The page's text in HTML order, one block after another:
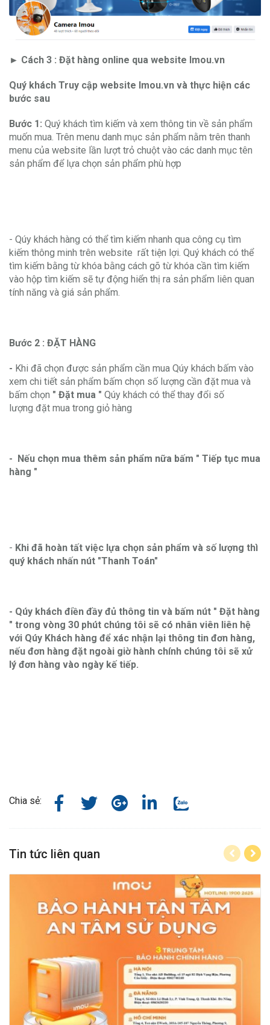
► Cách 3 : Đặt hàng online qua website Imou.vn
Quý khách Truy cập website Imou.vn và thực hiện các
bước sau
Bước 1: Quý khách tìm kiếm và xem thông tin về sản phẩm
muốn mua. Trên menu danh mục sản phẩm nằm trên thanh
menu của website lần lượt trỏ chuột vào các danh mục tên
sản phẩm để lựa chọn sản phẩm phù hợp
- Qúy khách hàng có thể tìm kiếm nhanh qua công cụ tìm
kiếm thông minh trên website rất tiện lợi. Quý khách có thể
tìm kiếm bằng từ khóa bằng cách gõ từ khóa cần tìm kiếm
vào hộp tìm kiếm sẽ tự động hiển thị ra sản phẩm liên quan
tính năng và giá sản phẩm.
Bước 2 : ĐẶT HÀNG
- Khi đã chọn được sản phẩm cần mua Qúy khách bấm vào
xem chi tiết sản phẩm bấm chọn số lượng cần đặt mua và
bấm chọn " Đặt mua " Qúy khách có thể thay đổi số
lượng đặt mua trong giỏ hàng
- Nếu chọn mua thêm sản phẩm nữa bấm " Tiếp tục mua
hàng "
- Khi đã hoàn tất việc lựa chọn sản phẩm và số lượng thì
quý khách nhấn nút "Thanh Toán"
- Qúy khách điền đầy đủ thông tin và bấm nút " Đặt hàng
" trong vòng 30 phút chúng tôi sẽ có nhân viên liên hệ
với Qúy Khách hàng để xác nhận lại thông tin đơn hàng,
nếu đơn hàng đặt ngoài giờ hành chính chúng tôi sẽ xử
lý đơn hàng vào ngày kế tiếp.
Chia sẻ:
Tin tức liên quan